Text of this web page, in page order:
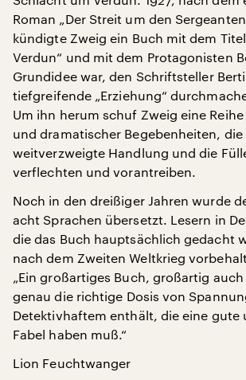
Roman „Der Streit um den
kündigte Zweig ein Buch mit dem
Verdun“ und mit dem Protagonisten
Grundidee war, den Schriftsteller
tiefgreifende „Erziehung“
Um ihn herum schuf Zweig eine
und dramatischer Begebenheiten, die
weitverzweigte Handlung und die
verflechten und vorantreiben.
Noch in den dreißiger Jahren wurde
acht Sprachen übersetzt. Lesern in
die das Buch hauptsächlich gedacht
nach dem Zweiten Weltkrieg
„Ein großartiges Buch, großartig
genau die richtige Dosis von
Detektivhaftem enthält, die eine gute
Fabel haben muß.“
Lion Feuchtwanger